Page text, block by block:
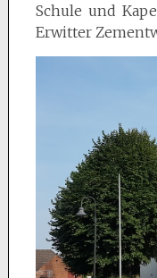
Schule und
Erwitter